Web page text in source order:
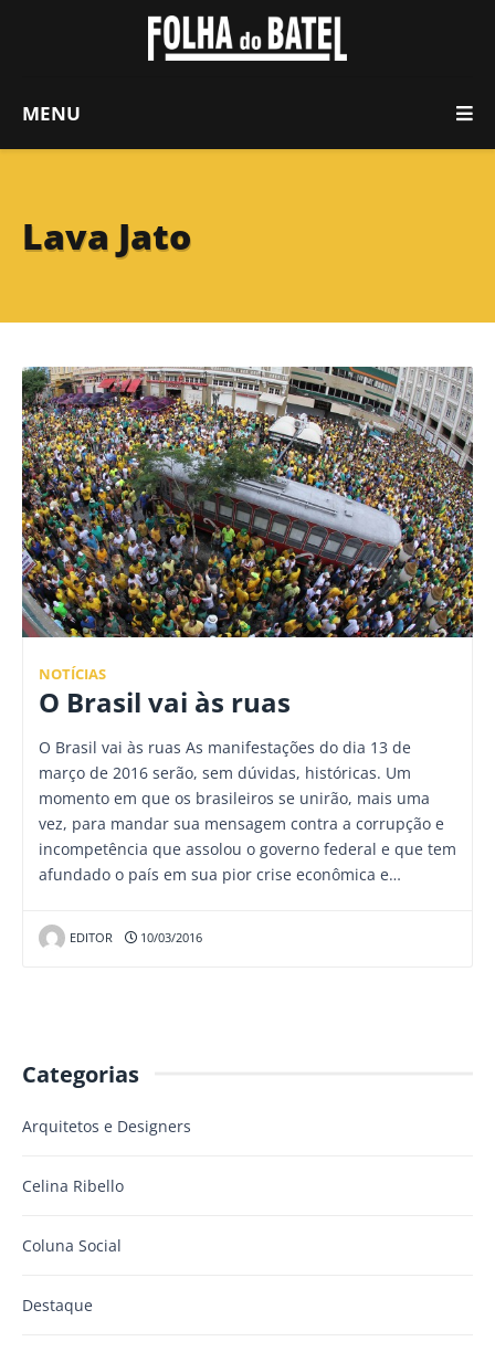
MENU
Lava Jato
NOTÍCIAS
O Brasil vai às ruas
O Brasil vai às ruas As manifestações do dia 13 de
março de 2016 serão, sem dúvidas, históricas. Um
momento em que os brasileiros se unirão, mais uma
vez, para mandar sua mensagem contra a corrupção e
incompetência que assolou o governo federal e que tem
afundado o país em sua pior crise econômica e…
EDITOR 10/03/2016
Categorias
Arquitetos e Designers
Celina Ribello
Coluna Social
Destaque